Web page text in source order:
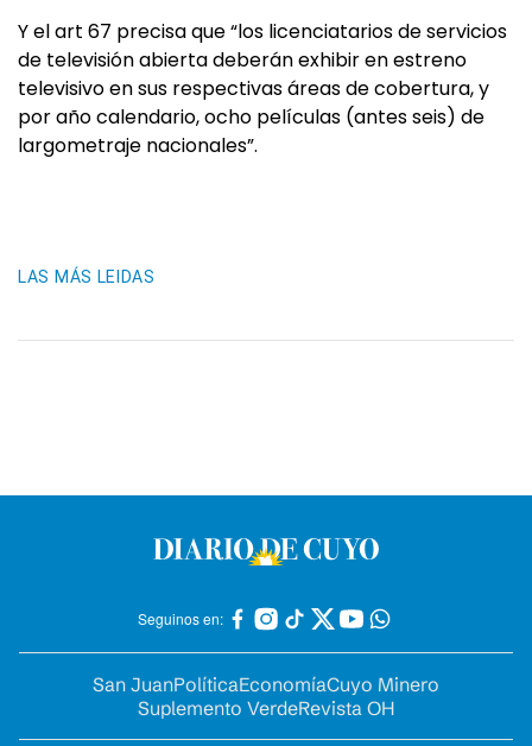
Y el art 67 precisa que “los licenciatarios de servicios
de televisión abierta deberán exhibir en estreno
televisivo en sus respectivas áreas de cobertura, y
por año calendario, ocho películas (antes seis) de
largometraje nacionales”.
LAS MÁS LEIDAS
Seguinos en:
San JuanPolíticaEconomíaCuyo Minero
Suplemento VerdeRevista OH